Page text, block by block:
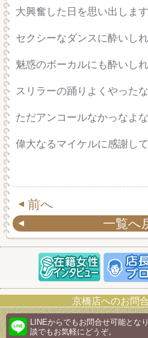
大興奮した日を思い出します
セクシーなダンスに酔いしれ
魅惑のボーカルにも酔いしれ
スリラーの踊りよくやった
ただアンコールなかっなよ
偉大なるマイケルに感謝して
前へ
一覧へ
京橋店へのお問
LINEからでもお問合せ可能とな
談でもお気軽にどうぞ。